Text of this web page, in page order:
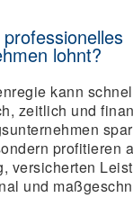
werden
lohnt?
kann
zeitlich und
profitieren
versicherten
und